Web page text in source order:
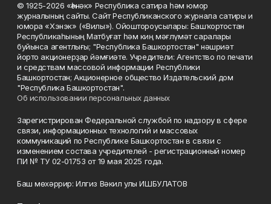
© 1925-2026 «Һәнәк» Республика сатира һәм юмор
журналының сайты. Сайт Республиканского журнала сатиры и
юмора «Хэнэк» («Вилы»). Ойоштороусылары: Башҡортостан
Республикаһының Матбуғат һәм киң мәғлүмәт саралары
буйынса агентлығы; "Республика Башкортостан" нәшриәт
йорто акционерҙар йәмғиәте. Учредители: Агентство по печати
и средствам массовой информации Республики
Башкортостан; Акционерное общество Издательский дом
"Республика Башкортостан".
Об использовании персональных данных
Зарегистрирован Федеральной службой по надзору в сфере
связи, информационных технологий и массовых
коммуникаций по Республике Башкортостан в связи с
изменением состава учредителей - регистрационный номер
ПИ № ТУ 02-01753 от 19 мая 2025 года.
Баш мөхәррир: Илгиз Вәкил улы ИШБУЛАТОВ